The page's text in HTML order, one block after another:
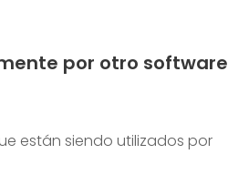
por otro software
están siendo utilizados por